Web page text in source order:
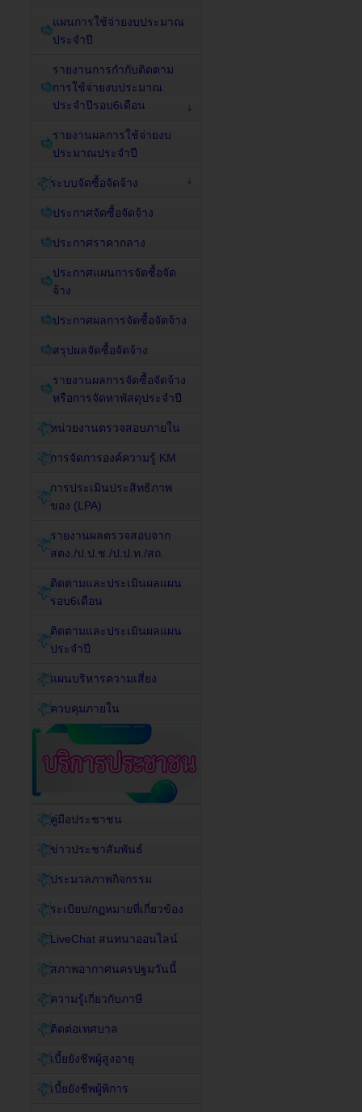
แผนการใช้จ่ายงบประมาณ
ประจำปี
รายงานการกำกับติดตาม
การใช้จ่ายงบประมาณ
ประจำปีรอบ6เดือน
รายงานผลการใช้จ่ายงบ
ประมาณประจำปี
ระบบจัดซื้อจัดจ้าง
ประกาศจัดซื้อจัดจ้าง
ประกาศราคากลาง
ประกาศแผนการจัดซื้อจัด
จ้าง
ประกาศผลการจัดซื้อจัดจ้าง
สรุปผลจัดซื้อจัดจ้าง
รายงานผลการจัดซื้อจัดจ้าง
หรือการจัดหาพัสดุประจำปี
หน่วยงานตรวจสอบภายใน
การจัดการองค์ความรู้ KM
การประเมินประสิทธิภาพ
ของ (LPA)
รายงานผลตรวจสอบจาก
สตง./ป.ป.ช./ป.ป.ท./สถ.
ติดตามและประเมินผลแผน
รอบ6เดือน
ติดตามและประเมินผลแผน
ประจำปี
แผนบริหารความเสี่ยง
ควบคุมภายใน
คู่มือประชาชน
ข่าวประชาสัมพันธ์
ประมวลภาพกิจกรรม
ระเบียบ/กฏหมายที่เกี่ยวข้อง
LiveChat สนทนาออนไลน์
สภาพอากาศนครปฐมวันนี้
ความรู้เกี่ยวกับภาษี
ติดต่อเทศบาล
เบี้ยยังชีพผู้สูงอายุ
เบี้ยยังชีพผู้พิการ